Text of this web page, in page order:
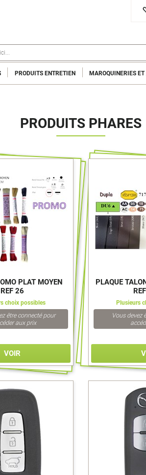
PRODUITS ENTRETIEN MAROQUINERIES ET
PRODUITS PHARES
PLAT MOYEN
REF 26
choix possibles
être connecté pour
aux prix
VOIR
PLAQUE
Plusieurs
Vous devez